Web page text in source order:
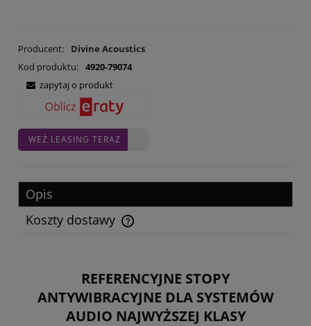
Producent:
Divine Acoustics
Kod produktu: 4920-79074
zapytaj o produkt
WEŹ LEASING TERAZ
Opis
Koszty dostawy
Cena nie zawiera ewentualnych kosztów płatności
REFERENCYJNE STOPY
ANTYWIBRACYJNE DLA SYSTEMÓW
AUDIO NAJWYŻSZEJ KLASY